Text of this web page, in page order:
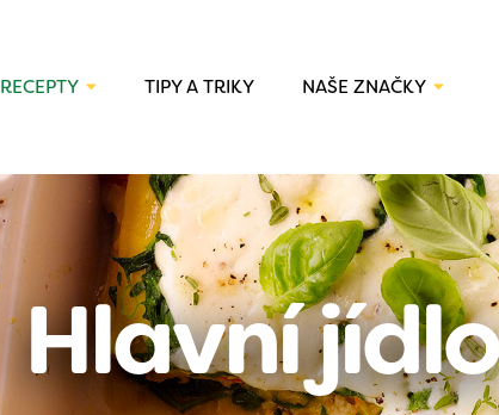
RECEPTY TIPY A TRIKY NAŠE ZNAČKY
Hlavní jídlo